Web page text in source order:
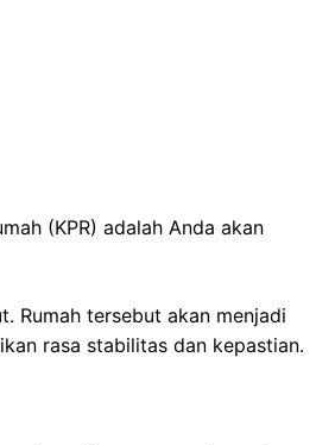
(KPR) adalah Anda akan
Rumah tersebut akan menjadi
rasa stabilitas dan kepastian.